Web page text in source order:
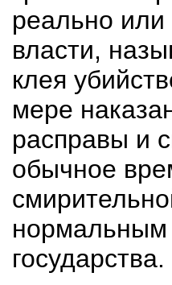
реально или
власти,
клея
мере
расправы и
обычное
нормальным
государства.